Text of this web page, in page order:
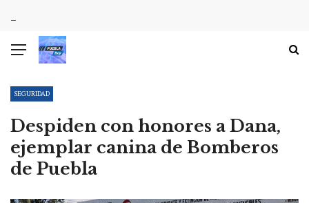
SEGURIDAD
Despiden con honores a Dana,
ejemplar canina de Bomberos
de Puebla